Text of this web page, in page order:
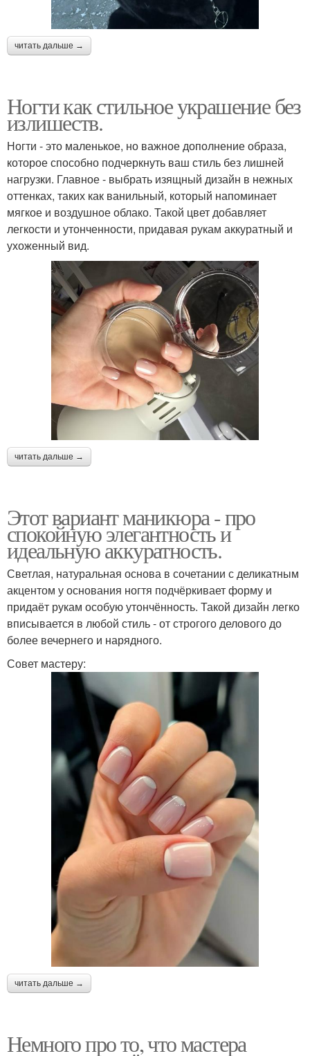
читать дальше →
Ногти как стильное украшение без
излишеств.
Ногти - это маленькое, но важное дополнение образа,
которое способно подчеркнуть ваш стиль без лишней
нагрузки. Главное - выбрать изящный дизайн в нежных
оттенках, таких как ванильный, который напоминает
мягкое и воздушное облако. Такой цвет добавляет
легкости и утонченности, придавая рукам аккуратный и
ухоженный вид.
читать дальше →
Этот вариант маникюра - про
спокойную элегантность и
идеальную аккуратность.
Светлая, натуральная основа в сочетании с деликатным
акцентом у основания ногтя подчёркивает форму и
придаёт рукам особую утончённость. Такой дизайн легко
вписывается в любой стиль - от строгого делового до
более вечернего и нарядного.
Совет мастеру:
читать дальше →
Немного про то, что мастера